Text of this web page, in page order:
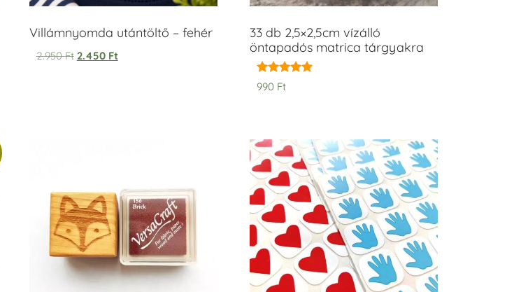
Villámnyomda utántöltő – fehér
2.950Ft 2.450 Ft
33 db 2,5×2,5cm vízálló
öntapadós matrica tárgyakra
Értékelés:
5.00
990 Ft